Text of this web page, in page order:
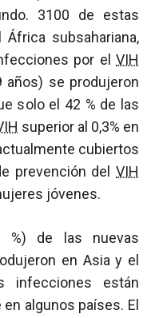
3100 de estas
subsahariana,
por el VIH
se produjeron
solo el 42 % de las
superior al 0,3% en
cubiertos
prevención del VIH
jóvenes.
%) de las nuevas
en Asia y el
infecciones están
algunos países. El